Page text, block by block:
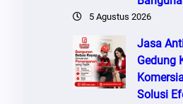
5 Agustus 2026
Jasa
Gedung
Solusi